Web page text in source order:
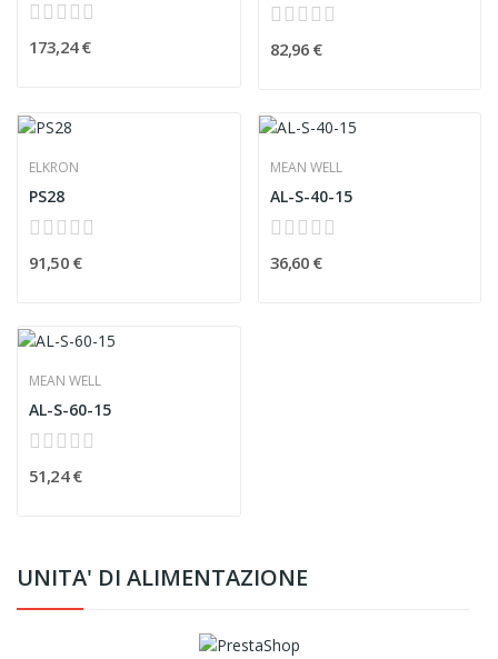
UNITA' DI ALIMENTAZIONE
173,24 € 82,96 €
ELKRON
PS28
91,50 €
MEAN WELL
AL-S-40-15
36,60 €
MEAN WELL
AL-S-60-15
51,24 €